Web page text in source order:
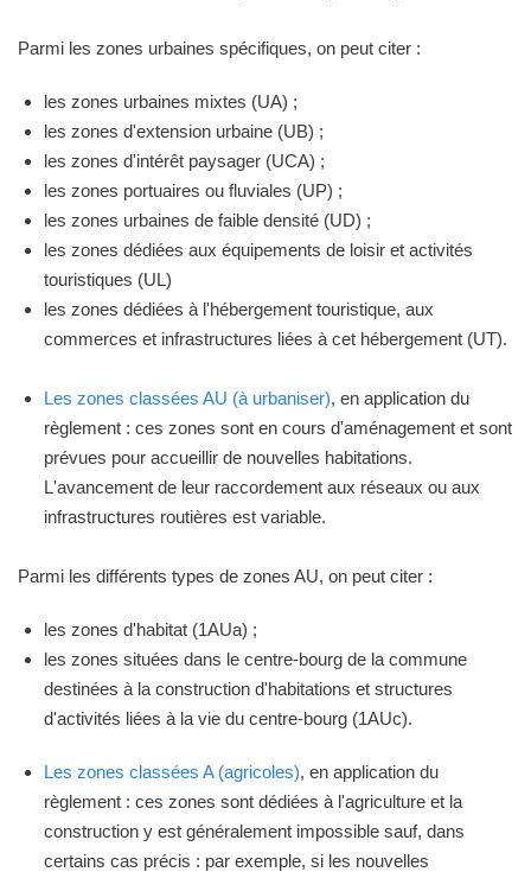
Parmi les zones urbaines spécifiques, on peut citer :
les zones urbaines mixtes (UA) ;
les zones d'extension urbaine (UB) ;
les zones d'intérêt paysager (UCA) ;
les zones portuaires ou fluviales (UP) ;
les zones urbaines de faible densité (UD) ;
les zones dédiées aux équipements de loisir et activités
touristiques (UL)
les zones dédiées à l'hébergement touristique, aux
commerces et infrastructures liées à cet hébergement (UT).
Les zones classées AU (à urbaniser), en application du
règlement : ces zones sont en cours d'aménagement et sont
prévues pour accueillir de nouvelles habitations.
L'avancement de leur raccordement aux réseaux ou aux
infrastructures routières est variable.
Parmi les différents types de zones AU, on peut citer :
les zones d'habitat (1AUa) ;
les zones situées dans le centre-bourg de la commune
destinées à la construction d'habitations et structures
d'activités liées à la vie du centre-bourg (1AUc).
Les zones classées A (agricoles), en application du
règlement : ces zones sont dédiées à l'agriculture et la
construction y est généralement impossible sauf, dans
certains cas précis : par exemple, si les nouvelles